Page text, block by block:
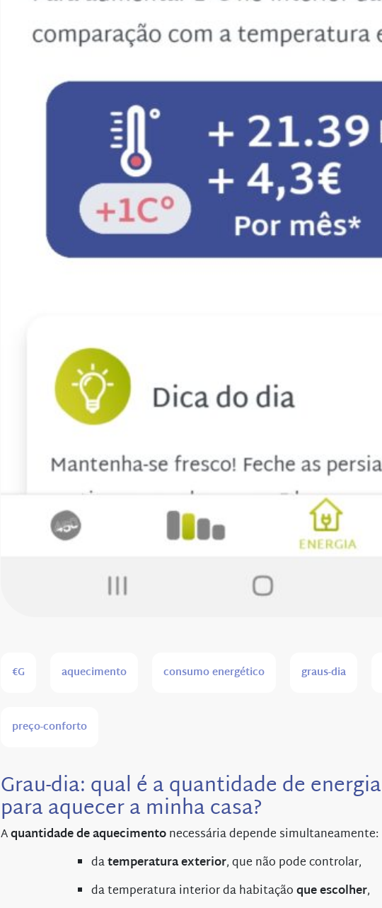
€G aquecimento consumo energético graus-dia
preço-conforto
Grau-dia: qual é a quantidade de
para aquecer a minha casa?
Aquantidade de aquecimentonecessária depende simultaneamente:
datemperatura exterior, que não pode controlar,
da temperatura interior da habitaçãoque escolher,